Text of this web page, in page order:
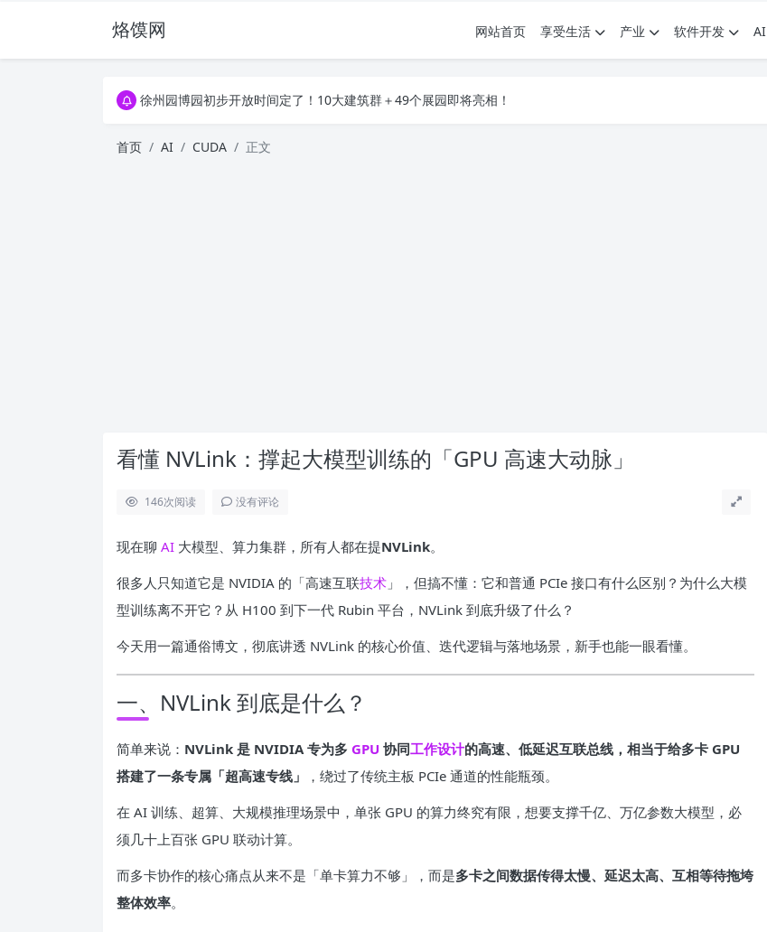
烙馍网 网站首页 享受生活 产业 软件开发 AI
16796个OpenClaw Skills合集下载｜总2.7G，压缩后仅738M，覆盖全场景技能
16796个OpenClaw Skills合集下载｜总2.7G，压缩后仅738M，覆盖全场景技能
首页
AI CUDA 正文
看懂 NVLink：撑起大模型训练的「GPU 高速大动脉」
146次阅读 没有评论
现在聊 AI 大模型、算力集群，所有人都在提NVLink。
很多人只知道它是 NVIDIA 的「高速互联技术 」，但搞不懂：它和普通 PCIe 接口有什么区别？为什么大模
型训练离不开它？从 H100 到下一代 Rubin 平台，NVLink 到底升级了什么？
今天用一篇通俗博文，彻底讲透 NVLink 的核心价值、迭代逻辑与落地场景，新手也能一眼看懂。
一、NVLink 到底是什么？
简单来说： NVLink 是 NVIDIA 专为多 GPU 协同工作设计的高速、低延迟互联总线，相当于给多卡 GPU
搭建了一条专属「超高速专线」
，绕过了传统主板 PCIe 通道的性能瓶颈。
在 AI 训练、超算、大规模推理场景中，单张 GPU 的算力终究有限，想要支撑千亿、万亿参数大模型，必
须几十上百张 GPU 联动计算。
而多卡协作的核心痛点从来不是「单卡算力不够」，而是多卡之间数据传得太慢、延迟太高、互相等待拖垮
整体效率。